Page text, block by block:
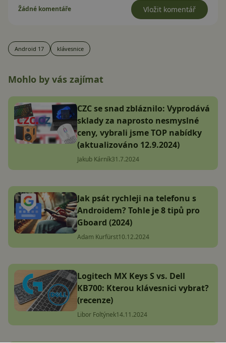
Žádné komentáře Vložit komentář
Android 17 klávesnice
Mohlo by vás zajímat
CZC se snad zbláznilo: Vyprodává
sklady za naprosto nesmyslné
ceny, vybrali jsme TOP nabídky
(aktualizováno 12.9.2024)
Jakub Kárník31.7.2024
Jak psát rychleji na telefonu s
Androidem? Tohle je 8 tipů pro
Gboard (2024)
Adam Kurfürst10.12.2024
Logitech MX Keys S vs. Dell
KB700: Kterou klávesnici vybrat?
(recenze)
Libor Foltýnek14.11.2024